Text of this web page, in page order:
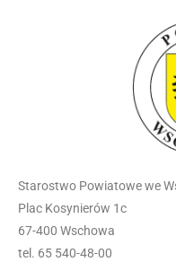
Starostwo Powiatowe we
Plac Kosynierów 1c
67-400 Wschowa
tel. 65 540-48-00